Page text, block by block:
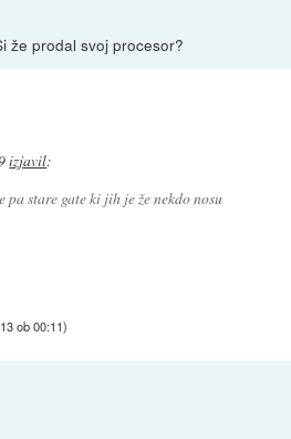
že prodal svoj procesor?
izjavil:
pa stare gate ki jih je že nekdo nosu
ob 00:11)